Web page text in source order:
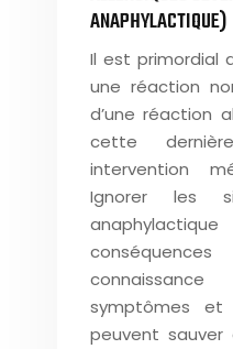
ANAPHYLACTIQUE)
Il est primordial
une réaction
d’une réaction
cette
intervention
Ignorer les
symptômes
peuvent sauver